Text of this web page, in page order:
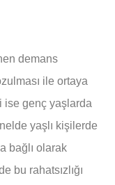
demans
ile ortaya
ise genç yaşlarda
yaşlı kişilerde
bağlı olarak
bu rahatsızlığı